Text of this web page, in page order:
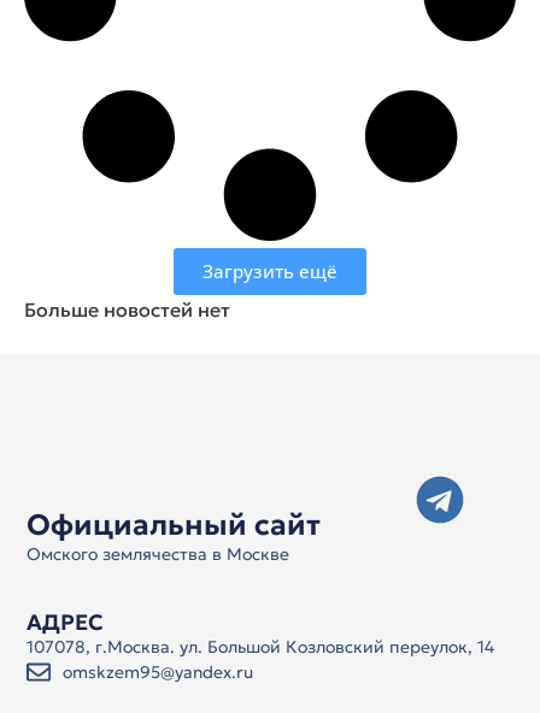
Загрузить ещё
Больше новостей нет
Официальный сайт
Омского землячества в Москве
АДРЕС
107078, г.Москва. ул. Большой Козловский переулок, 14
omskzem95@yandex.ru